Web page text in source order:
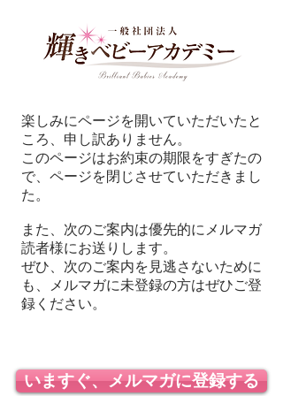
楽しみにページを開いていただいたと
ころ、申し訳ありません。
このページはお約束の期限をすぎたの
で、ページを閉じさせていただきまし
た。
また、次のご案内は優先的にメルマガ
読者様にお送りします。
​ぜひ、次のご案内を見逃さないために
も、メルマガに未登録の方はぜひご登
録ください。
いますぐ、メルマガに登録する